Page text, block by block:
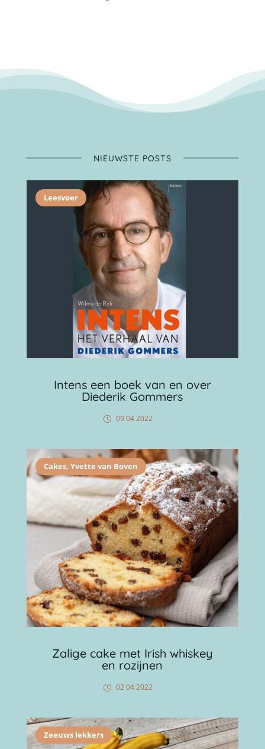
NIEUWSTE POSTS
Leesvoer
Intens een boek van en over
Diederik Gommers
09 04 2022
Cakes, Yvette van Boven
Zalige cake met Irish whiskey
en rozijnen
02 04 2022
Zeeuws lekkers